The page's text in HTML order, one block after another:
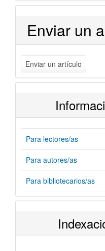
Enviar un
Enviar un artículo
Para lectores/as
Para autores/as
Para bibliotecarios/as